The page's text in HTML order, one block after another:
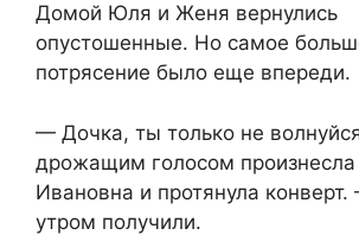
Домой Юля и Женя вернулись
опустошенные. Но самое
потрясение было еще впереди.
— Дочка, ты только не
дрожащим голосом
Ивановна и протянула конверт.
утром получили.